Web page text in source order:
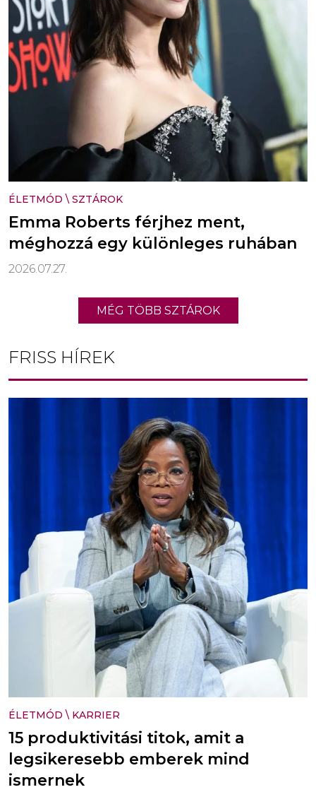
ÉLETMÓD \ SZTÁROK
Emma Roberts férjhez ment,
méghozzá egy különleges ruhában
2026.07.27.
MÉG TÖBB SZTÁROK
FRISS HÍREK
ÉLETMÓD \ KARRIER
15 produktivitási titok, amit a
legsikeresebb emberek mind
ismernek